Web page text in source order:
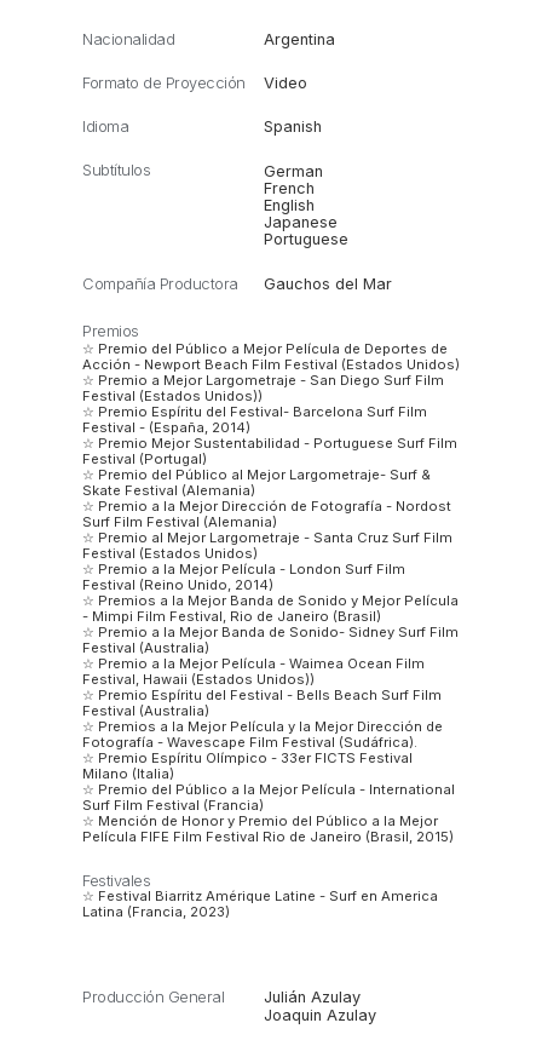
Nacionalidad Argentina
Formato de Proyección Video
Idioma Spanish
Subtítulos
German
French
English
Japanese
Portuguese
Compañía Productora Gauchos del Mar
Premios
☆ Premio del Público a Mejor Película de Deportes de
Acción - Newport Beach Film Festival (Estados Unidos)
☆ Premio a Mejor Largometraje - San Diego Surf Film
Festival (Estados Unidos))
☆ Premio Espíritu del Festival- Barcelona Surf Film
Festival - (España, 2014)
☆ Premio Mejor Sustentabilidad - Portuguese Surf Film
Festival (Portugal)
☆ Premio del Público al Mejor Largometraje- Surf &
Skate Festival (Alemania)
☆ Premio a la Mejor Dirección de Fotografía - Nordost
Surf Film Festival (Alemania)
☆ Premio al Mejor Largometraje - Santa Cruz Surf Film
Festival (Estados Unidos)
☆ Premio a la Mejor Película - London Surf Film
Festival (Reino Unido, 2014)
☆ Premios a la Mejor Banda de Sonido y Mejor Película
- Mimpi Film Festival, Rio de Janeiro (Brasil)
☆ Premio a la Mejor Banda de Sonido- Sidney Surf Film
Festival (Australia)
☆ Premio a la Mejor Película - Waimea Ocean Film
Festival, Hawaii (Estados Unidos))
☆ Premio Espíritu del Festival - Bells Beach Surf Film
Festival (Australia)
☆ Premios a la Mejor Película y la Mejor Dirección de
Fotografía - Wavescape Film Festival (Sudáfrica).
☆ Premio Espíritu Olímpico - 33er FICTS Festival
Milano (Italia)
☆ Premio del Público a la Mejor Película - International
Surf Film Festival (Francia)
☆ Mención de Honor y Premio del Público a la Mejor
Película FIFE Film Festival Rio de Janeiro (Brasil, 2015)
Festivales
☆ Festival Biarritz Amérique Latine - Surf en America
Latina (Francia, 2023)
Producción General
Julián Azulay
Joaquin Azulay